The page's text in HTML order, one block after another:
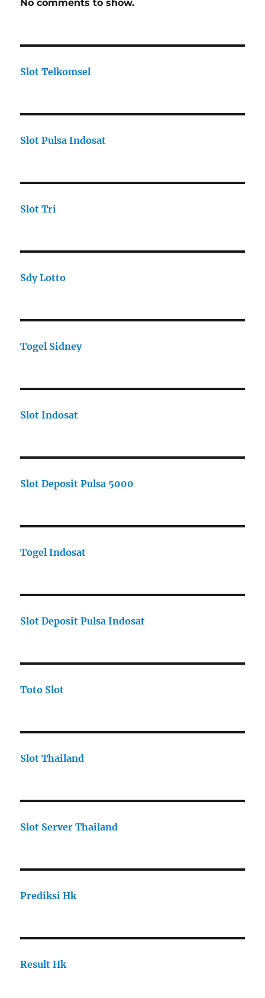
No comments to show.
Slot Telkomsel
Slot Pulsa Indosat
Slot Tri
Sdy Lotto
Togel Sidney
Slot Indosat
Slot Deposit Pulsa 5000
Togel Indosat
Slot Deposit Pulsa Indosat
Toto Slot
Slot Thailand
Slot Server Thailand
Prediksi Hk
Result Hk